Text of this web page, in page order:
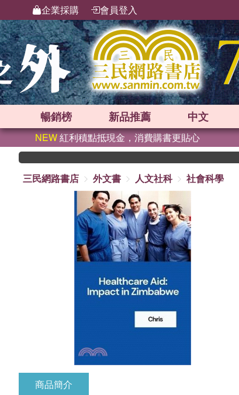
企業採購 會員登入
暢銷榜 新品推薦 中文
NEW紅利積點抵現金，消費購書更貼心
三民網路書店
外文書 人文社科 社會科學
商品簡介